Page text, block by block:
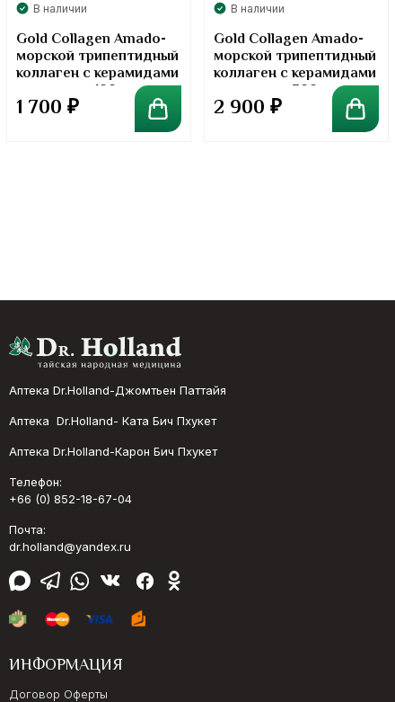
В наличии
Gold Collagen Amado-
морской трипептидный
коллаген с керамидами
в порошке. 100 грамм
1 700 ₽
В наличии
Gold Collagen Amado-
морской трипептидный
коллаген с керамидами
в порошке. 300 грамм
2 900 ₽
Аптека Dr.Holland-Джомтьен Паттайя
Аптека Dr.Holland- Ката Бич Пхукет
Аптека Dr.Holland-Карон Бич Пхукет
Телефон:
+66 (0) 852-18-67-04
Почта:
dr.holland@yandex.ru
ИНФОРМАЦИЯ
Договор Оферты